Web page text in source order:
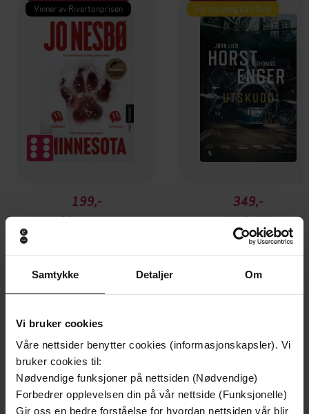
Samtykke Detaljer Om
Vi bruker cookies
Våre nettsider benytter cookies (informasjonskapsler). Vi
bruker cookies til:
Nødvendige funksjoner på nettsiden (Nødvendige)
Forbedrer opplevelsen din på vår nettside (Funksjonelle)
Gir oss en bedre forståelse for hvordan nettsiden vår blir
Vinner av Rivertonprisen
199,-
Minnesota
Første gang på tilbud
349,-
Utskudd
Jørn Lier Horst
Undertittel The notorious killing of Peter Farquhar, a
story of deception and betrayal that
shocked a quiet English town
Forfattere David Wilson (forfatter),David Wilson
(innleser)